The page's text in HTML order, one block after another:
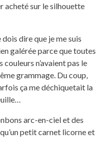
acheté sur le silhouette
dois dire que je me suis
galérée parce que toutes
couleurs n’avaient pas le
grammage. Du coup,
ça me déchiquetait la
arc-en-ciel et des
petit carnet licorne et